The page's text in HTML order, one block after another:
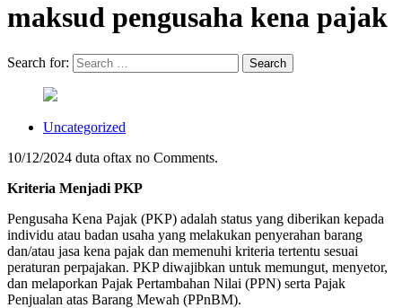
maksud pengusaha kena pajak
Search for:
Uncategorized
10/12/2024 duta oftax no Comments.
Kriteria Menjadi PKP
Pengusaha Kena Pajak (PKP) adalah status yang diberikan kepada
individu atau badan usaha yang melakukan penyerahan barang
dan/atau jasa kena pajak dan memenuhi kriteria tertentu sesuai
peraturan perpajakan. PKP diwajibkan untuk memungut, menyetor,
dan melaporkan Pajak Pertambahan Nilai (PPN) serta Pajak
Penjualan atas Barang Mewah (PPnBM).